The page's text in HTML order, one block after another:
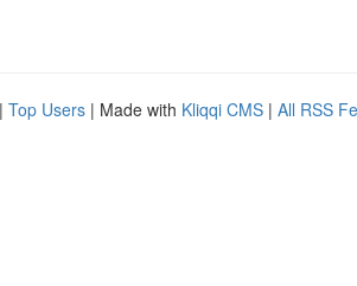
| Top Users | Made with Kliqqi CMS | All RSS